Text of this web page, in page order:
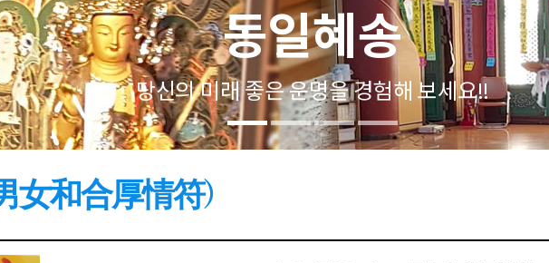
동일혜송
당신의 미래 좋은 운명을 경험해 보세요!!
女和合厚情符)